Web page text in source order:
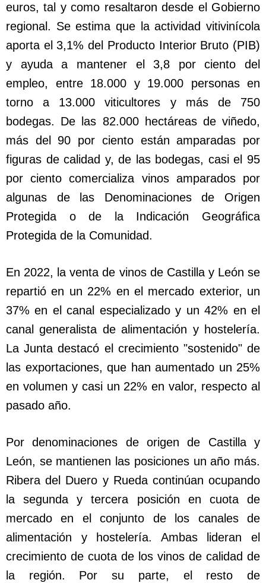
euros, tal y como resaltaron desde el Gobierno
regional. Se estima que la actividad vitivinícola
aporta el 3,1% del Producto Interior Bruto (PIB)
y ayuda a mantener el 3,8 por ciento del
empleo, entre 18.000 y 19.000 personas en
torno a 13.000 viticultores y más de 750
bodegas. De las 82.000 hectáreas de viñedo,
más del 90 por ciento están amparadas por
figuras de calidad y, de las bodegas, casi el 95
por ciento comercializa vinos amparados por
algunas de las Denominaciones de Origen
Protegida o de la Indicación Geográfica
Protegida de la Comunidad.
En 2022, la venta de vinos de Castilla y León se
repartió en un 22% en el mercado exterior, un
37% en el canal especializado y un 42% en el
canal generalista de alimentación y hostelería.
La Junta destacó el crecimiento "sostenido" de
las exportaciones, que han aumentado un 25%
en volumen y casi un 22% en valor, respecto al
pasado año.
Por denominaciones de origen de Castilla y
León, se mantienen las posiciones un año más.
Ribera del Duero y Rueda continúan ocupando
la segunda y tercera posición en cuota de
mercado en el conjunto de los canales de
alimentación y hostelería. Ambas lideran el
crecimiento de cuota de los vinos de calidad de
la región. Por su parte, el resto de